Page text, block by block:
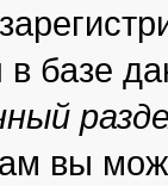
в базе
вы